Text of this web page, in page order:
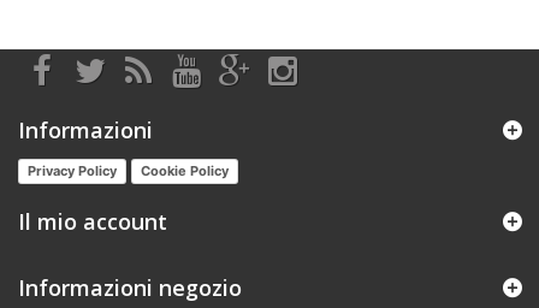
Informazioni
Privacy Policy Cookie Policy
Il mio account
Informazioni negozio